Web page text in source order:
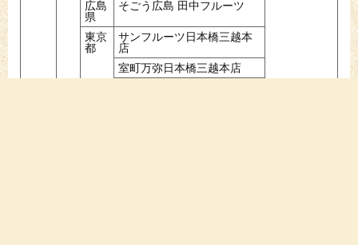
広島
県
そごう広島 田中フルーツ
東京
都
サンフルーツ日本橋三越本
店
室町万弥日本橋三越本店